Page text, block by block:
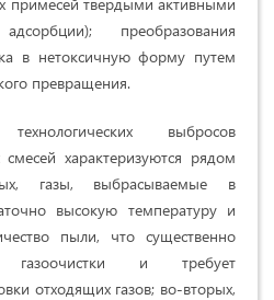
преобразования
в нетоксичную форму путем
превращения.
выбросов
характеризуются рядом
газы, выбрасываемые в
высокую температуру и
пыли, что существенно
газоочистки и требует
отходящих газов; во-вторых,